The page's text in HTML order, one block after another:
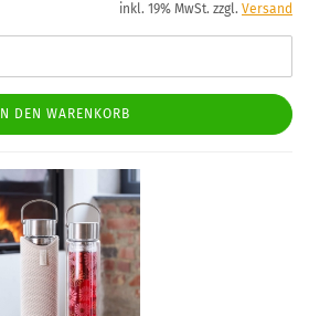
inkl. 19% MwSt. zzgl. Versand
IN DEN WARENKORB